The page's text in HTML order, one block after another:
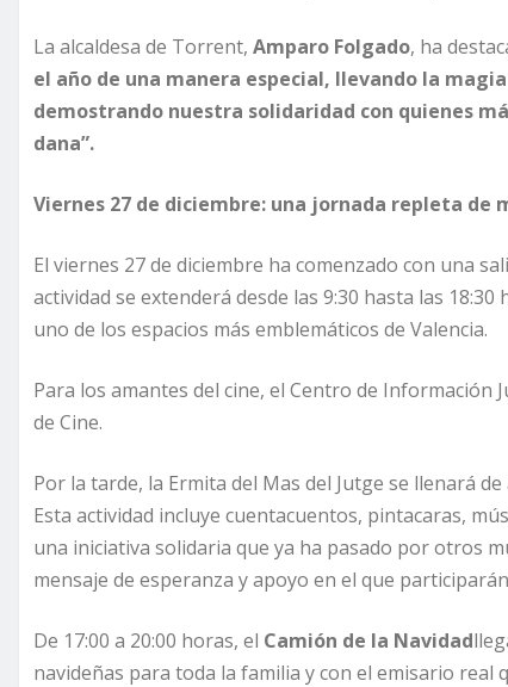
La alcaldesa de Torrent, Amparo Folgado, ha
el año de una manera especial, llevando la
demostrando nuestra solidaridad con quienes
dana”.
Viernes 27 de diciembre: una jornada repleta de
El viernes 27 de diciembre ha comenzado con una
actividad se extenderá desde las 9:30 hasta las
uno de los espacios más emblemáticos de Valencia.
Para los amantes del cine, el Centro de Información
de Cine.
Por la tarde, la Ermita del Mas del Jutge se llenará
Esta actividad incluye cuentacuentos, pintacaras,
una iniciativa solidaria que ya ha pasado por otros
mensaje de esperanza y apoyo en el que
De 17:00 a 20:00 horas, el Camión de la Navidad
navideñas para toda la familia y con el emisario